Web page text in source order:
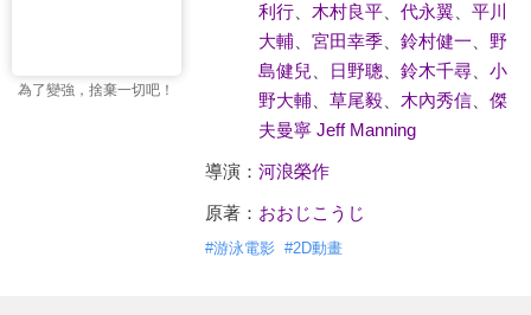
為了變強，捨棄一切吧！
利行、 木村良平、 代永翼
平川
大輔、 宮田幸季、 鈴村健一
野
島健兒
日野聰 鈴木千尋、 小
野大輔、 草尾毅、 木內秀信、 傑
夫曼寧 Jeff Manning
導演： 河浪榮作
原著： おおじこうじ
#游泳電影 #2D動畫